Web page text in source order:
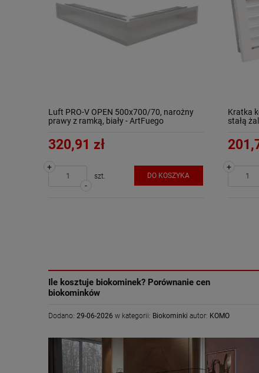
Ile kosztuje biokominek? Porównanie cen
biokominków
Dodano: 29-06-2026 w kategorii: Biokominki autor: KOMO
Luft PRO-V OPEN 500x700/70, narożny
prawy z ramką, biały - ArtFuego
320,91 zł
-
+
szt. DO KOSZYKA
Kratka
stałą
+